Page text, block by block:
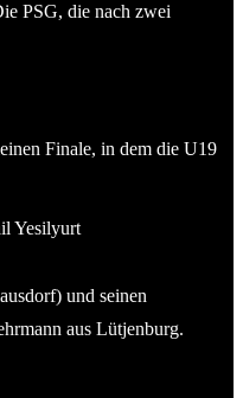
PSG, die nach zwei
Finale, in dem die U19
und seinen
aus Lütjenburg.